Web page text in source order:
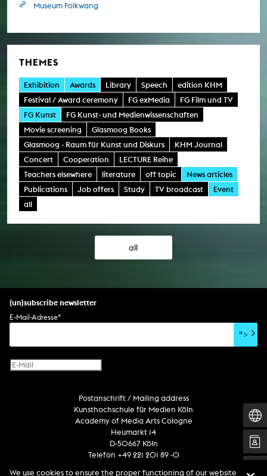
Museum Folkwang
THEMES
Exhibition Awards Library Speech
edition KHM
Festival / Award ceremony
FG exMedia
FG Film und TV
FG Kunst
FG Kunst- und Medienwissenschaften
Movie screening
Glasmoog Books
Glasmoog - Raum für Kunst und Diskurs
KHM Journal
Concert
Cooperation
LECTURE Reihe
Teachers elsewhere
literature off topic
News articles
Publications
Job offers Study TV broadcast
Event
all
all
(un)subscribe newsletter
E-Mail-Adresse*
">
Postanschrift / Mailing address
Kunsthochschule für Medien Köln
Academy of Media Arts Cologne
Heumarkt 14
D-50667 Köln
Telefon +49 221 201 89 -0
We use cookies to ensure the proper functioning of our website